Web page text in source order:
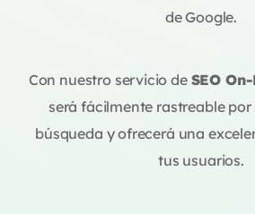
de Google.
Con nuestro servicio de SEO
será fácilmente rastreable
búsqueda y ofrecerá una
tus usuarios.